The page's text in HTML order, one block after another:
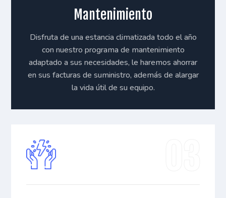
Mantenimiento
Disfruta de una estancia climatizada todo el año
con nuestro programa de mantenimiento
adaptado a sus necesidades, le haremos ahorrar
en sus facturas de suministro, además de alargar
la vida útil de su equipo.